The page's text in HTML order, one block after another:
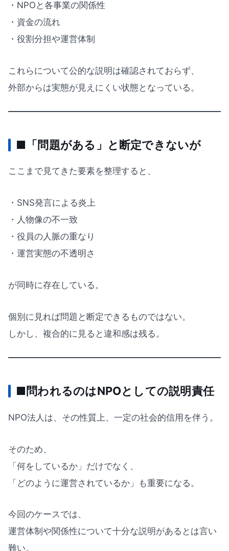
・NPOと各事業の関係性
・資金の流れ
・役割分担や運営体制
これらについて公的な説明は確認されておらず、
外部からは実態が見えにくい状態となっている。
■「問題がある」と断定できないが
ここまで見てきた要素を整理すると、
・SNS発言による炎上
・人物像の不一致
・役員の人脈の重なり
・運営実態の不透明さ
が同時に存在している。
個別に見れば問題と断定できるものではない。
しかし、複合的に見ると違和感は残る。
■問われるのはNPOとしての説明責任
NPO法人は、その性質上、一定の社会的信用を伴う。
そのため、
「何をしているか」だけでなく、
「どのように運営されているか」も重要になる。
今回のケースでは、
運営体制や関係性について十分な説明があるとは言い
難い。